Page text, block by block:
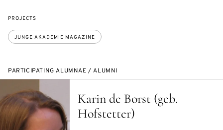
PROJECTS
JUNGE AKADEMIE MAGAZINE
PARTICIPATING ALUMNAE / ALUMNI
Karin de Borst (geb.
Hofstetter)